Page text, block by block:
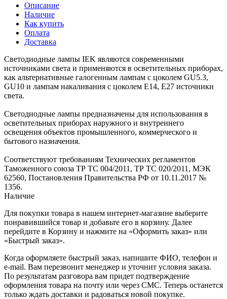
Описание
Наличие
Как купить
Оплата
Доставка
Светодиодные лампы IEK являются современными
источниками света и применяются в осветительных приборах,
как альтернативные галогенным лампам с цоколем GU5.3,
GU10 и лампам накаливания с цоколем Е14, Е27 источники
света.
Светодиодные лампы предназначены для использования в
осветительных приборах наружного и внутреннего
освещения объектов промышленного, коммерческого и
бытового назначения.
Соответствуют требованиям Технических регламентов
Таможенного союза ТР ТС 004/2011, ТР ТС 020/2011, МЭК
62560, Постановления Правительства РФ от 10.11.2017 №
1356.
Наличие
Для покупки товара в нашем интернет-магазине выберите
понравившийся товар и добавьте его в корзину. Далее
перейдите в Корзину и нажмите на «Оформить заказ» или
«Быстрый заказ».
Когда оформляете быстрый заказ, напишите ФИО, телефон и
e-mail. Вам перезвонит менеджер и уточнит условия заказа.
По результатам разговора вам придет подтверждение
оформления товара на почту или через СМС. Теперь останется
только ждать доставки и радоваться новой покупке.